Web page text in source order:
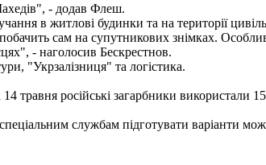
- додав Флеш.
в житлові будинки та на території
сам на супутникових знімках.
- наголосив Бескрестнов.
"Укрзалізниця" та логістика.
російські загарбники використали
службам підготувати варіанти